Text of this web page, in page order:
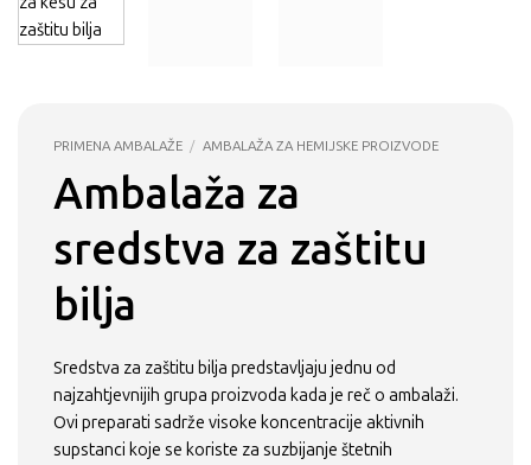
PRIMENA AMBALAŽE / AMBALAŽA ZA HEMIJSKE PROIZVODE
Ambalaža za
sredstva za zaštitu
bilja
Sredstva za zaštitu bilja predstavljaju jednu od
najzahtjevnijih grupa proizvoda kada je reč o ambalaži.
Ovi preparati sadrže visoke koncentracije aktivnih
supstanci koje se koriste za suzbijanje štetnih